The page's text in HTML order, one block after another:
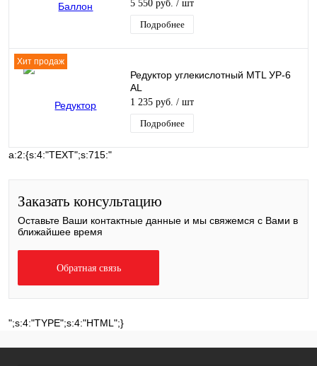
5 550 руб. / шт
Подробнее
Хит продаж
Редуктор углекислотный MTL УР-6
AL
1 235 руб. / шт
Подробнее
a:2:{s:4:"TEXT";s:715:"
Заказать консультацию
Оставьте Ваши контактные данные и мы свяжемся с Вами в
ближайшее время
Обратная связь
";s:4:"TYPE";s:4:"HTML";}